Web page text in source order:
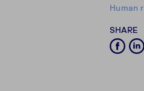
Human
SHARE